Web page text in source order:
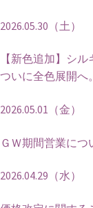
2026.05.30（土）
【新色追加】シ
ついに全色展開へ。
2026.05.01（金）
ＧＷ期間営業につ
2026.04.29（水）